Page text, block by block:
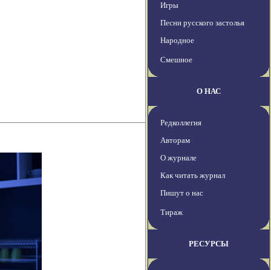
Игры
Песни русского застолья
Народное
Смешное
О НАС
Редколлегия
Авторам
О журнале
Как читать журнал
Пишут о нас
Тираж
РЕСУРСЫ